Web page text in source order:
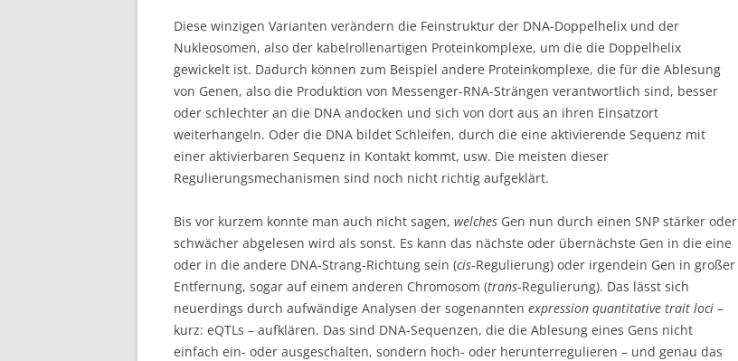
Diese winzigen Varianten verändern die Feinstruktur der DNA-Doppelhelix und der
Nukleosomen, also der kabelrollenartigen Proteinkomplexe, um die die Doppelhelix
gewickelt ist. Dadurch können zum Beispiel andere Proteinkomplexe, die für die Ablesung
von Genen, also die Produktion von Messenger-RNA-Strängen verantwortlich sind, besser
oder schlechter an die DNA andocken und sich von dort aus an ihren Einsatzort
weiterhangeln. Oder die DNA bildet Schleifen, durch die eine aktivierende Sequenz mit
einer aktivierbaren Sequenz in Kontakt kommt, usw. Die meisten dieser
Regulierungsmechanismen sind noch nicht richtig aufgeklärt.
Bis vor kurzem konnte man auch nicht sagen, welches Gen nun durch einen SNP stärker oder
schwächer abgelesen wird als sonst. Es kann das nächste oder übernächste Gen in die eine
oder in die andere DNA-Strang-Richtung sein (cis-Regulierung) oder irgendein Gen in großer
Entfernung, sogar auf einem anderen Chromosom (trans-Regulierung). Das lässt sich
neuerdings durch aufwändige Analysen der sogenannten expression quantitative trait loci –
kurz: eQTLs – aufklären. Das sind DNA-Sequenzen, die die Ablesung eines Gens nicht
einfach ein- oder ausgeschalten, sondern hoch- oder herunterregulieren – und genau das